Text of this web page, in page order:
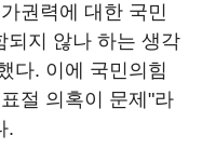
권력에 대한 국민
되지 않나 하는 생각
다. 이에 국민의힘
절 의혹이 문제"라
.